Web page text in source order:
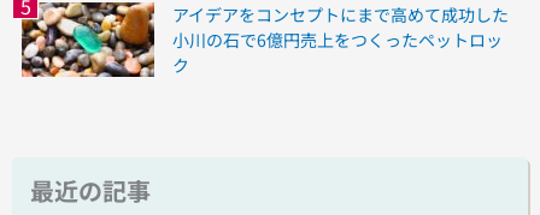
アイデアをコンセプトにまで高めて成功した
小川の石で6億円売上をつくったペットロッ
ク
最近の記事